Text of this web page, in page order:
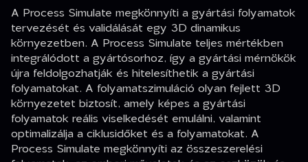
A Process Simulate megkönnyíti a gyártási folyamatok
tervezését és validálását egy 3D dinamikus
környezetben. A Process Simulate teljes mértékben
integrálódott a gyártósorhoz, így a gyártási mérnökök
újra feldolgozhatják és hitelesíthetik a gyártási
folyamatokat. A folyamatszimuláció olyan fejlett 3D
környezetet biztosít, amely képes a gyártási
folyamatok reális viselkedését emulálni, valamint
optimalizálja a ciklusidőket és a folyamatokat. A
Process Simulate megkönnyíti az összeszerelési